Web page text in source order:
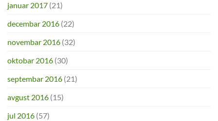
januar 2017 (21)
decembar 2016 (22)
novembar 2016 (32)
oktobar 2016 (30)
septembar 2016 (21)
avgust 2016 (15)
jul 2016 (57)